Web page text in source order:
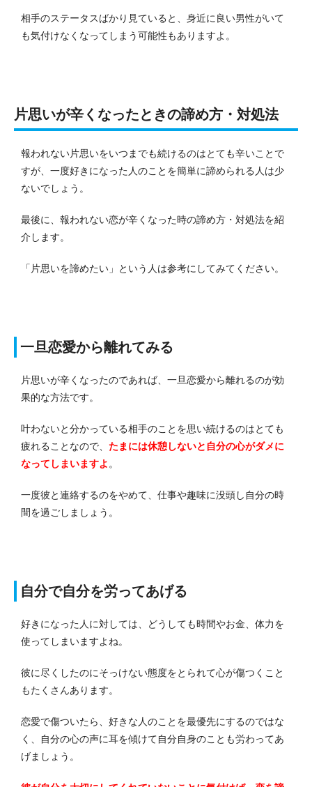
相手のステータスばかり見ていると、身近に良い男性がいて
も気付けなくなってしまう可能性もありますよ。
片思いが辛くなったときの諦め方・対処法
報われない片思いをいつまでも続けるのはとても辛いことで
すが、一度好きになった人のことを簡単に諦められる人は少
ないでしょう。
最後に、報われない恋が辛くなった時の諦め方・対処法を紹
介します。
「片思いを諦めたい」という人は参考にしてみてください。
一旦恋愛から離れてみる
片思いが辛くなったのであれば、一旦恋愛から離れるのが効
果的な方法です。
叶わないと分かっている相手のことを思い続けるのはとても
疲れることなので、 たまには休憩しないと自分の心がダメに
なってしまいますよ。
一度彼と連絡するのをやめて、仕事や趣味に没頭し自分の時
間を過ごしましょう。
自分で自分を労ってあげる
好きになった人に対しては、どうしても時間やお金、体力を
使ってしまいますよね。
彼に尽くしたのにそっけない態度をとられて心が傷つくこと
もたくさんあります。
恋愛で傷ついたら、好きな人のことを最優先にするのではな
く、自分の心の声に耳を傾けて自分自身のことも労わってあ
げましょう。